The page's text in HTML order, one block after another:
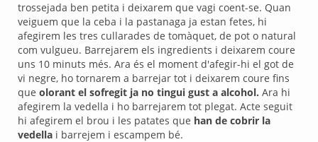
trossejada ben petita i deixarem que vagi coent-se. Quan
veiguem que la ceba i la pastanaga ja estan fetes, hi
afegirem les tres cullarades de tomàquet, de pot o natural
com vulgueu. Barrejarem els ingredients i deixarem coure
uns 10 minuts més. Ara és el moment d'afegir-hi el got de
vi negre, ho tornarem a barrejar tot i deixarem coure fins
que olorant el sofregit ja no tingui gust a alcohol. Ara hi
afegirem la vedella i ho barrejarem tot plegat. Acte seguit
hi afegirem el brou i les patates que han de cobrir la
vedella i barrejem i escampem bé.